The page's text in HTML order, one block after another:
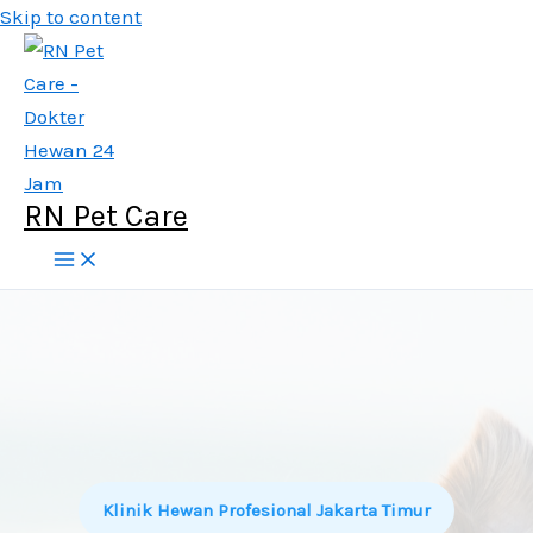
Skip to content
RN Pet Care
Klinik Hewan Profesional Jakarta Timur